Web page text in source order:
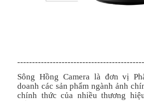
Sông Hồng Camera là đơn vị
doanh các sản phẩm ngành ảnh
chính thức của nhiều thương